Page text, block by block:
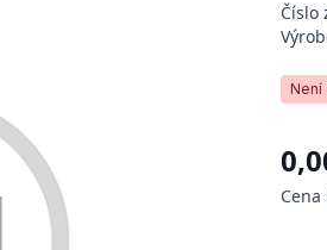
Číslo
Není
Cena